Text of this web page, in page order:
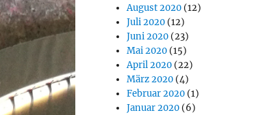
August 2020 (12)
Juli 2020 (12)
Juni 2020 (23)
Mai 2020 (15)
April 2020 (22)
März 2020 (4)
Februar 2020 (1)
Januar 2020 (6)